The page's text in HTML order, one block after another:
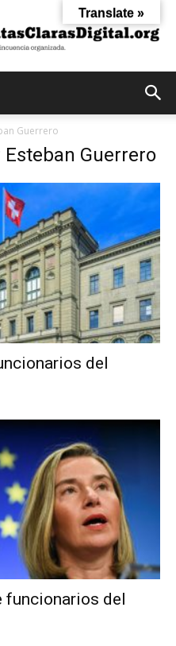
Guerrero
Guerrero
del
funcionarios del
Translate »